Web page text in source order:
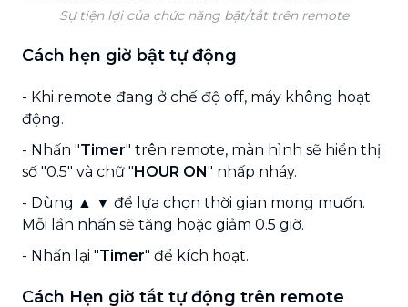
Sự tiện lợi của chức năng bật/tắt trên remote
Cách hẹn giờ bật tự động
- Khi remote đang ở chế độ off, máy không hoạt
động.
- Nhấn "Timer" trên remote, màn hình sẽ hiển thị
số "0.5" và chữ "HOUR ON" nhấp nháy.
- Dùng ▲ ▼ để lựa chọn thời gian mong muốn.
Mỗi lần nhấn sẽ tăng hoặc giảm 0.5 giờ.
- Nhấn lại "Timer" để kích hoạt.
Cách Hẹn giờ tắt tự động trên remote